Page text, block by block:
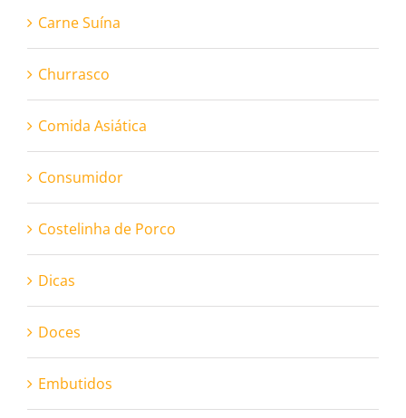
Carne Suína
Churrasco
Comida Asiática
Consumidor
Costelinha de Porco
Dicas
Doces
Embutidos